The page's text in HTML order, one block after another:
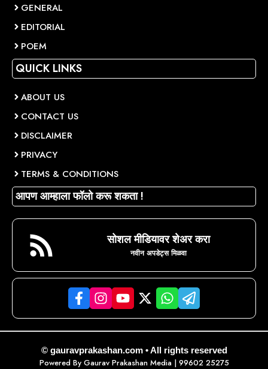
GENERAL
EDITORIAL
POEM
QUICK LINKS
ABOUT US
CONTACT US
DISCLAIMER
PRIVACY
TERMS & CONDITIONS
आपण आम्हाला फॉलो करू शकता !
सोशल मीडियावर शेअर करा
नवीन अपडेट्स मिळवा
© gauravprakashan.com • All rights reserved
Powered By Gaurav Prakashan Media| 99602 25275